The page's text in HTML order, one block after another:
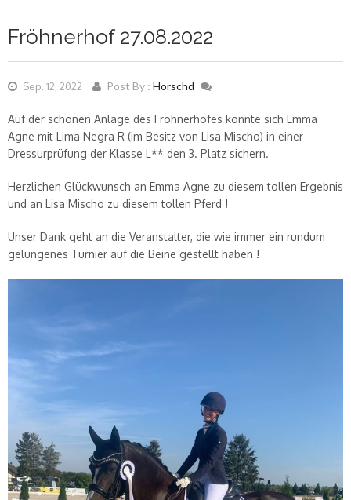
Fröhnerhof 27.08.2022
Sep. 12, 2022 Post By : Horschd
Auf der schönen Anlage des Fröhnerhofes konnte sich Emma
Agne mit Lima Negra R (im Besitz von Lisa Mischo) in einer
Dressurprüfung der Klasse L** den 3. Platz sichern.
Herzlichen Glückwunsch an Emma Agne zu diesem tollen Ergebnis
und an Lisa Mischo zu diesem tollen Pferd !
Unser Dank geht an die Veranstalter, die wie immer ein rundum
gelungenes Turnier auf die Beine gestellt haben !